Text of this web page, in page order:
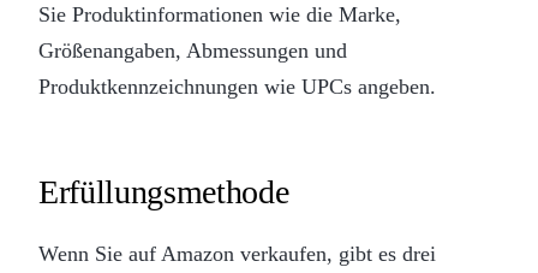
Sie Produktinformationen wie die Marke,
Größenangaben, Abmessungen und
Produktkennzeichnungen wie UPCs angeben.
Erfüllungsmethode
Wenn Sie auf Amazon verkaufen, gibt es drei